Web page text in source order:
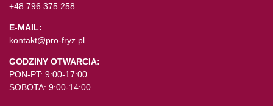
+48 796 375 258
E-MAIL:
kontakt@pro-fryz.pl
GODZINY OTWARCIA:
PON-PT: 9:00-17:00
SOBOTA: 9:00-14:00